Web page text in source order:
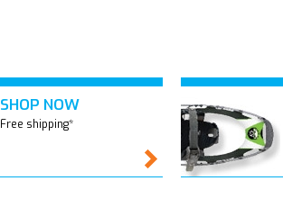
SHOP NOW
Free shipping*